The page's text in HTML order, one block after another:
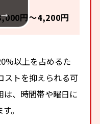
円～4,200円
以上を占めるた
ストを抑えられる可
は、時間帯や曜日に
。